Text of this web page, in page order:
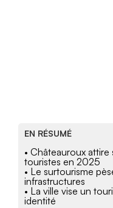
EN RÉSUMÉ
• Châteauroux
touristes en 2025
• Le surtourisme
infrastructures
• La ville vise un
identité